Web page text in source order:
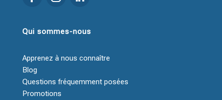
Qui sommes-nous
Apprenez à nous connaître
Blog
Questions fréquemment posées
Promotions